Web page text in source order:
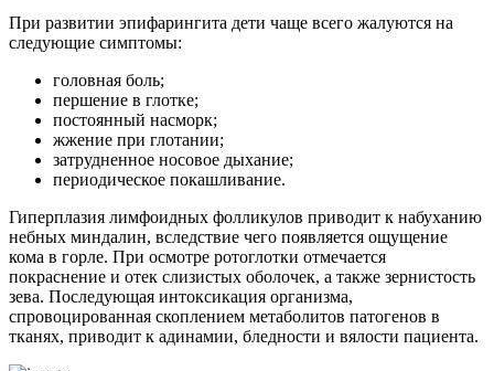
При развитии эпифарингита дети чаще всего жалуются на
следующие симптомы:
головная боль;
першение в глотке;
постоянный насморк;
жжение при глотании;
затрудненное носовое дыхание;
периодическое покашливание.
Гиперплазия лимфоидных фолликулов приводит к набуханию
небных миндалин, вследствие чего появляется ощущение
кома в горле. При осмотре ротоглотки отмечается
покраснение и отек слизистых оболочек, а также зернистость
зева. Последующая интоксикация организма,
спровоцированная скоплением метаболитов патогенов в
тканях, приводит к адинамии, бледности и вялости пациента.